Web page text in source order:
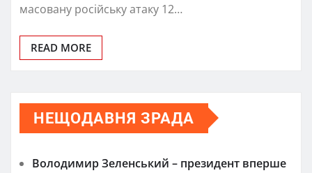
масовану російську атаку 12…
READ MORE
НЕЩОДАВНЯ ЗРАДА
Володимир Зеленський – президент вперше